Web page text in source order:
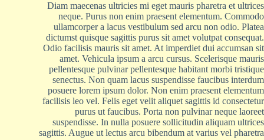
Diam maecenas ultricies mi eget mauris pharetra et ultrices
neque. Purus non enim praesent elementum. Commodo
ullamcorper a lacus vestibulum sed arcu non odio. Platea
dictumst quisque sagittis purus sit amet volutpat consequat.
Odio facilisis mauris sit amet. At imperdiet dui accumsan sit
amet. Vehicula ipsum a arcu cursus. Scelerisque mauris
pellentesque pulvinar pellentesque habitant morbi tristique
senectus. Non quam lacus suspendisse faucibus interdum
posuere lorem ipsum dolor. Non enim praesent elementum
facilisis leo vel. Felis eget velit aliquet sagittis id consectetur
purus ut faucibus. Porta non pulvinar neque laoreet
suspendisse. In nulla posuere sollicitudin aliquam ultrices
sagittis. Augue ut lectus arcu bibendum at varius vel pharetra